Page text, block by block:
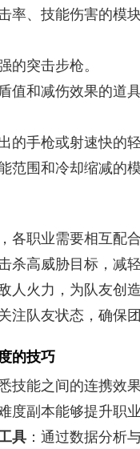
率、技能伤害的模块
的突击步枪。
值和减伤效果的道具
的手枪或射速快的轻
范围和冷却缩减的模
各职业需要相互配
杀高威胁目标，减轻
人火力，为队友创
注队友状态，确保
的技巧
技能之间的连携效
度副本能够提升职业
具：通过数据分析